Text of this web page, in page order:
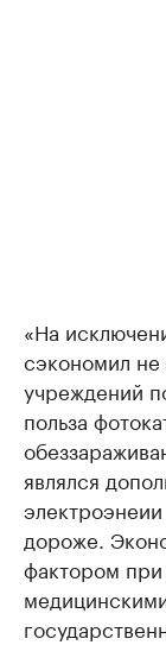
«На
сэкономил не
учреждений
польза
являлся
дороже.
фактором